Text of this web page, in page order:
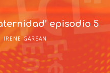
episodio 5
IRENE GARSAN